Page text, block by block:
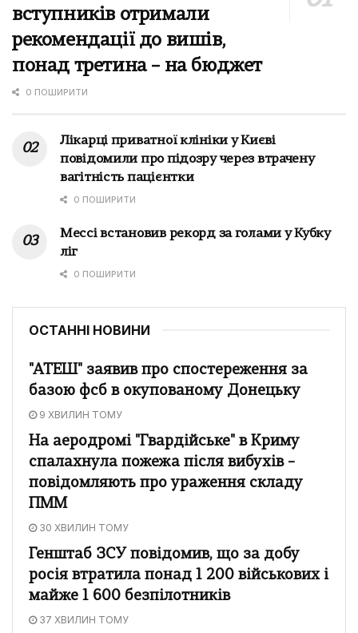
вступників отримали
рекомендації до вишів,
понад третина – на бюджет
0 ПОШИРИТИ
Лікарці приватної клініки у Києві
повідомили про підозру через втрачену
вагітність пацієнтки
0 ПОШИРИТИ
Мессі встановив рекорд за голами у Кубку
ліг
0 ПОШИРИТИ
ОСТАННІ НОВИНИ
"АТЕШ" заявив про спостереження за
базою фсб в окупованому Донецьку
9 ХВИЛИН ТОМУ
На аеродромі "Гвардійське" в Криму
спалахнула пожежа після вибухів –
повідомляють про ураження складу
ПММ
30 ХВИЛИН ТОМУ
Генштаб ЗСУ повідомив, що за добу
росія втратила понад 1 200 військових і
майже 1 600 безпілотників
37 ХВИЛИН ТОМУ